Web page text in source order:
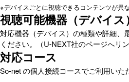
※デバイスごとに視聴できるコンテンツが異な
視聴可能機器（デバイス）
対応機器（デバイス）の種類や詳細、
ください。（U-NEXT社のページへリン
対応コース
So-net の個人接続コースでご利用いた